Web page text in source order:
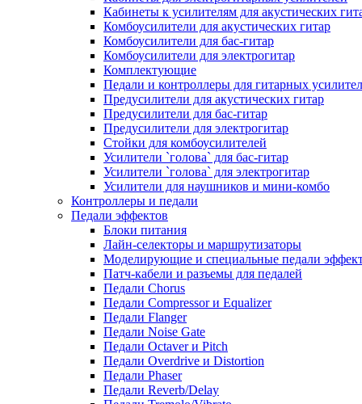
Кабинеты к усилителям для акустических
Комбоусилители для акустических гитар
Комбоусилители для бас-гитар
Комбоусилители для электрогитар
Комплектующие
Педали и контроллеры для гитарных
Предусилители для акустических гитар
Предусилители для бас-гитар
Предусилители для электрогитар
Стойки для комбоусилителей
Усилители `голова` для бас-гитар
Усилители `голова` для электрогитар
Усилители для наушников и мини-комбо
Контроллеры и педали
Педали эффектов
Блоки питания
Лайн-селекторы и маршрутизаторы
Моделирующие и специальные педали
Патч-кабели и разъемы для педалей
Педали Chorus
Педали Compressor и Equalizer
Педали Flanger
Педали Noise Gate
Педали Octaver и Pitch
Педали Overdrive и Distortion
Педали Phaser
Педали Reverb/Delay